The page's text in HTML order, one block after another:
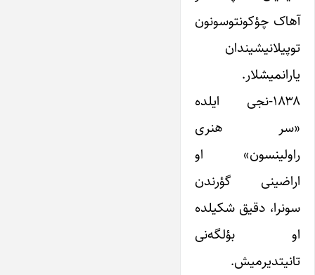
آهاک چؤکونتو‌سونون
توپیلانیشیندان
یارانمیشلار.
۱۸۳۸-نجی ایلده
«سر هنری
راولینسون» او
اراضینی گؤرندن
سونرا، دقیق شکیلده
او بؤلگه‌نی
تانیتدیرمیش.